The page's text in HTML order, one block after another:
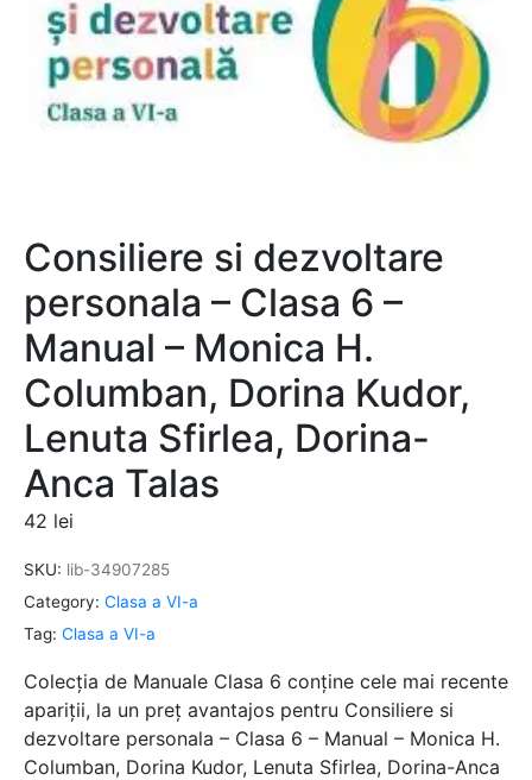
Consiliere si dezvoltare
personala – Clasa 6 –
Manual – Monica H.
Columban, Dorina Kudor,
Lenuta Sfirlea, Dorina-
Anca Talas
42 lei
SKU: lib-34907285
Category: Clasa a VI-a
Tag: Clasa a VI-a
Colecția de Manuale Clasa 6 conține cele mai recente
apariții, la un preț avantajos pentru Consiliere si
dezvoltare personala – Clasa 6 – Manual – Monica H.
Columban, Dorina Kudor, Lenuta Sfirlea, Dorina-Anca